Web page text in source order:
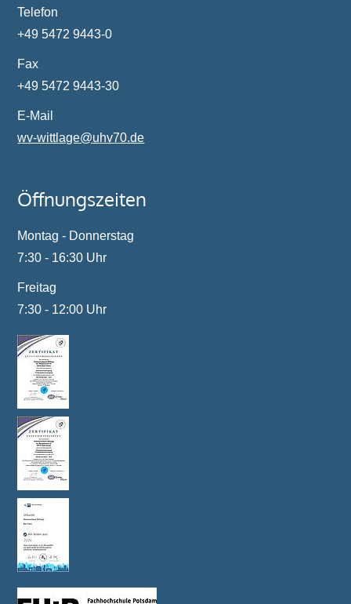
Telefon
+49 5472 9443-0
Fax
+49 5472 9443-30
E-Mail
wv-wittlage@uhv70.de
Öffnungszeiten
Montag - Donnerstag
7:30 - 16:30 Uhr
Freitag
7:30 - 12:00 Uhr